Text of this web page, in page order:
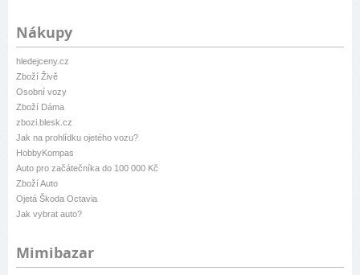
Nákupy
hledejceny.cz
Zboží Živě
Osobní vozy
Zboží Dáma
zbozi.blesk.cz
Jak na prohlídku ojetého vozu?
HobbyKompas
Auto pro začátečníka do 100 000 Kč
Zboží Auto
Ojetá Škoda Octavia
Jak vybrat auto?
Mimibazar